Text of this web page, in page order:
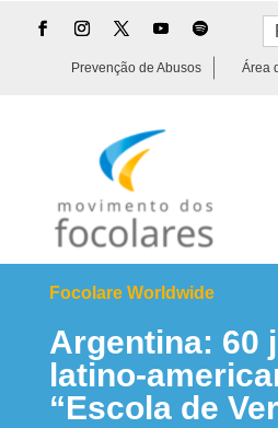
Prevenção de Abusos Área
Focolare Worldwide
Argentina: 60
latino-
“Escola de